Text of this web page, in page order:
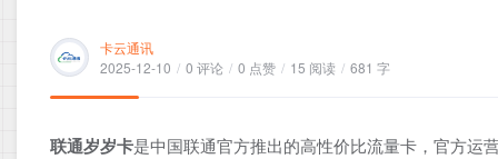
卡云通讯
2025-12-10 / 0 评论 / 0 点赞 / 15 阅读 / 681 字
联通岁岁卡是中国联通官方推出的高性价比流量卡，官方运